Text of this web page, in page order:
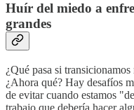
Huír del miedo a
grandes
¿Qué pasa si
¿Ahora qué? Hay desafíos
de evitar cuando estamos
trabajo que debería hacer